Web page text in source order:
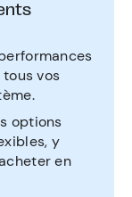
vos
options
y
en